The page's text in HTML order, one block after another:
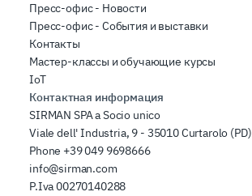
Пресс-офис - Новости
Пресс-офис - События и выставки
Контакты
Мастер-классы и обучающие курсы
IoT
Контактная информация
SIRMAN SPA a Socio unico
Viale dell' Industria, 9 - 35010 Curtarolo (PD)
Phone +39 049 9698666
info@sirman.com
P.Iva 00270140288